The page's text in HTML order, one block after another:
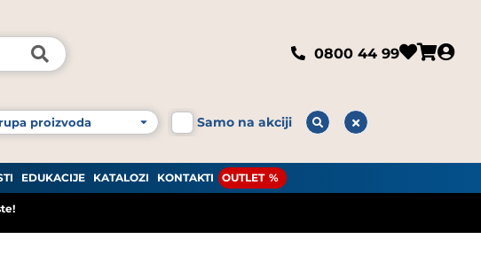
0800 44 99
Samo na akciji
EDUKACIJE KATALOZI KONTAKTI OUTLET